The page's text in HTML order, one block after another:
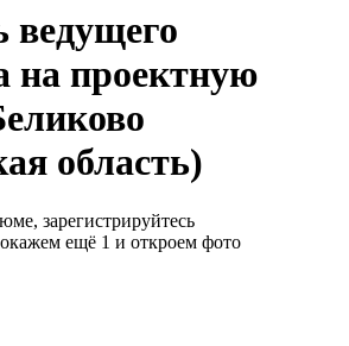
ведущего
на проектную
область)
зарегистрируйтесь
ещё 1 и откроем фото